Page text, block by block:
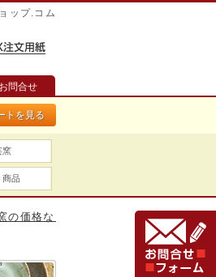
ップ.コム
お問合せ
トを見る
窯
商品
などお見積りしますのでお気軽にご相談